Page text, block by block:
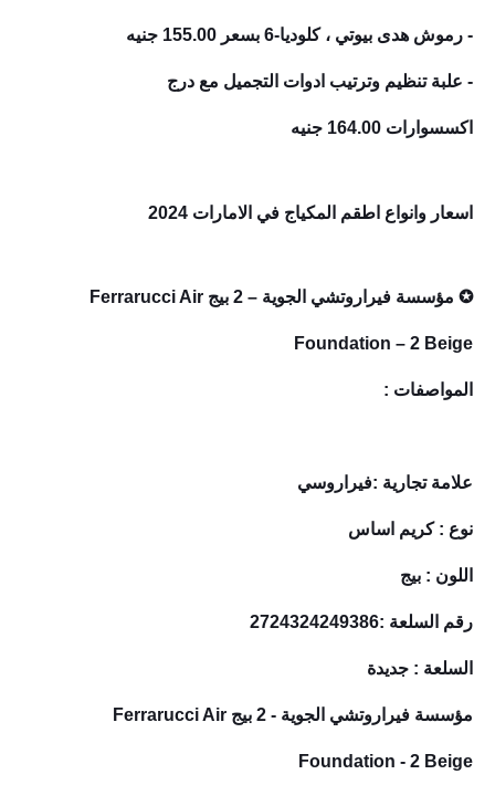
- رموش هدى بيوتي ، كلوديا-6 بسعر 155.00 جنيه
- علبة تنظيم وترتيب ادوات التجميل مع درج
اكسسوارات 164.00 جنيه
اسعار وانواع اطقم المكياج في الامارات 2024
✪ مؤسسة فيراروتشي الجوية – 2 بيج Ferrarucci Air
Foundation – 2 Beige
المواصفات :
علامة تجارية :فيراروسي
نوع : كريم اساس
اللون : بيج
رقم السلعة :2724324249386
السلعة : جديدة
مؤسسة فيراروتشي الجوية - 2 بيج Ferrarucci Air
Foundation - 2 Beige